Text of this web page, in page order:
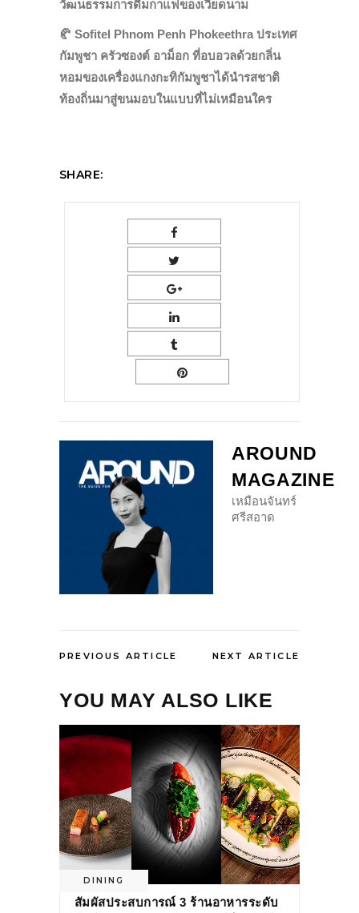
วัฒนธรรมการดื่มกาแฟของเวียดนาม
🥐 Sofitel Phnom Penh Phokeethra ประเทศ
กัมพูชา ครัวซองต์ อาม็อก ที่อบอวลด้วยกลิ่น
หอมของเครื่องแกงกะทิกัมพูชาได้นำรสชาติ
ท้องถิ่นมาสู่ขนมอบในแบบที่ไม่เหมือนใคร
SHARE:
AROUND
MAGAZINE
เหมือนจันทร์
ศรีสอาด
PREVIOUS ARTICLE NEXT ARTICLE
YOU MAY ALSO LIKE
DINING
สัมผัสประสบการณ์ 3 ร้านอาหารระดับ